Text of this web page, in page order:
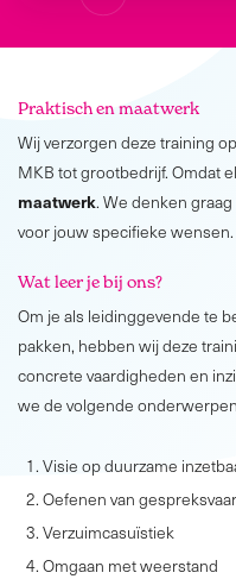
Praktisch en maatwerk
Wij verzorgen deze training
MKB tot grootbedrijf. Omdat
maatwerk. We denken
voor jouw specifieke wensen.
Wat leer je bij ons?
Om je als leidinggevende te
pakken, hebben wij deze
concrete vaardigheden en
we de volgende
Visie op duurzame
Oefenen van
Verzuimcasuïstiek
Omgaan met weerstand